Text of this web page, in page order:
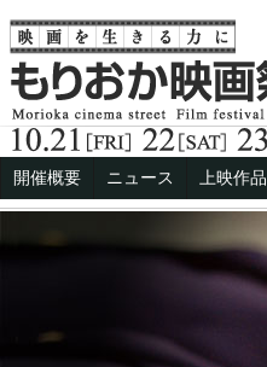
開催概要 ニュース 上映作品